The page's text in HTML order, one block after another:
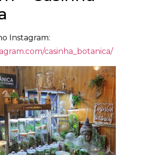
Instagram:
casinha_botanica/